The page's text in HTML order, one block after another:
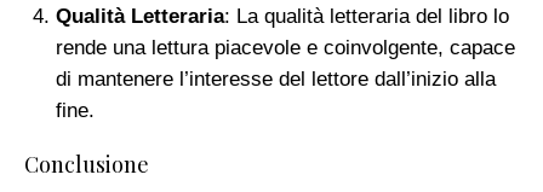
Qualità Letteraria: La qualità letteraria del libro lo
rende una lettura piacevole e coinvolgente, capace
di mantenere l’interesse del lettore dall’inizio alla
fine.
Conclusione